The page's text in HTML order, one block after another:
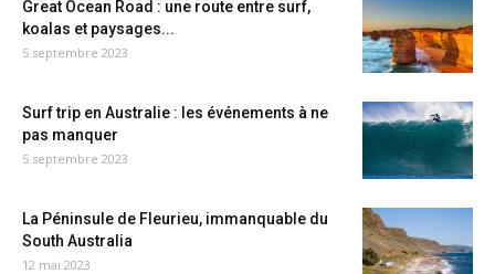
Great Ocean Road : une route entre surf,
koalas et paysages...
5 septembre 2023
Surf trip en Australie : les événements à ne
pas manquer
5 septembre 2023
La Péninsule de Fleurieu, immanquable du
South Australia
12 mai 2023